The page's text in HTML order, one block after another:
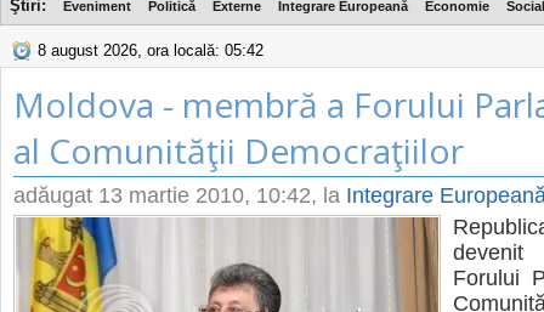
Ştiri: Eveniment Politică Externe Integrare Europeană Economie Social
8 august 2026, ora locală: 05:42
Moldova - membră a Forului
al Comunităţii Democraţiilor
adăugat 13 martie 2010, 10:42, la Integrare
Forului